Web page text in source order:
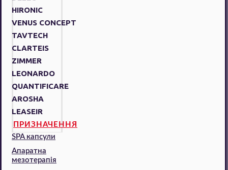
HIRONIC
VENUS CONCEPT
TAVTECH
CLARTEIS
ZIMMER
LEONARDO
QUANTIFICARE
AROSHA
LEASEIR
ПРИЗНАЧЕННЯ
SPA капсули
Апаратна
мезотерапія